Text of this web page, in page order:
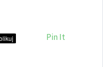
Pin It